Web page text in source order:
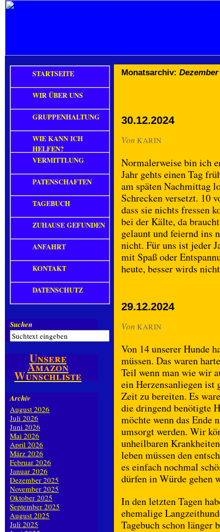
Monatsarchiv: Dezember
30.12.2024
Von KARIN
Normalerweise bin ich
Jahr gehts einen Tag
am späten Nachmittag
Schrecken versetzt. 10
dass sie nichts fressen
bei der Kälte, da
gelaunt und feiernd ins
nicht. Für uns ist jeder
mit Spaß oder
heute, besser wirds
29.12.2024
Von KARIN
Von 14 unserer Hunde
müssen. Das waren
Teil wenn man wie wir
ein Herzensanliegen ist
Zeit zu bereiten. Es
die dringend benötigte
möchte wenn das Ende
umsorgt werden. Wir
unheilbaren
leben müssen den
es einfach nochmal
dürfen in Würde gehen
In den letzten Tagen
ehemalige
Tagebuch schon länger
STARTSEITE
WIR ÜBER UNS
GRUPPENHALTUNG
WIE KANN ICH
HELFEN?
VERMITTLUNG
PATENSCHAFTEN
TAGEBUCH
ZUHAUSE GEFUNDEN
ANFAHRT
KONTAKT
DATENSCHUTZ
Suchen
Unsere
Amazon
Wunschliste
Archiv
August 2026
Juli 2026
Juni 2026
Mai 2026
April 2026
März 2026
Februar 2026
Januar 2026
Dezember 2025
November 2025
Oktober 2025
September 2025
August 2025
Juli 2025